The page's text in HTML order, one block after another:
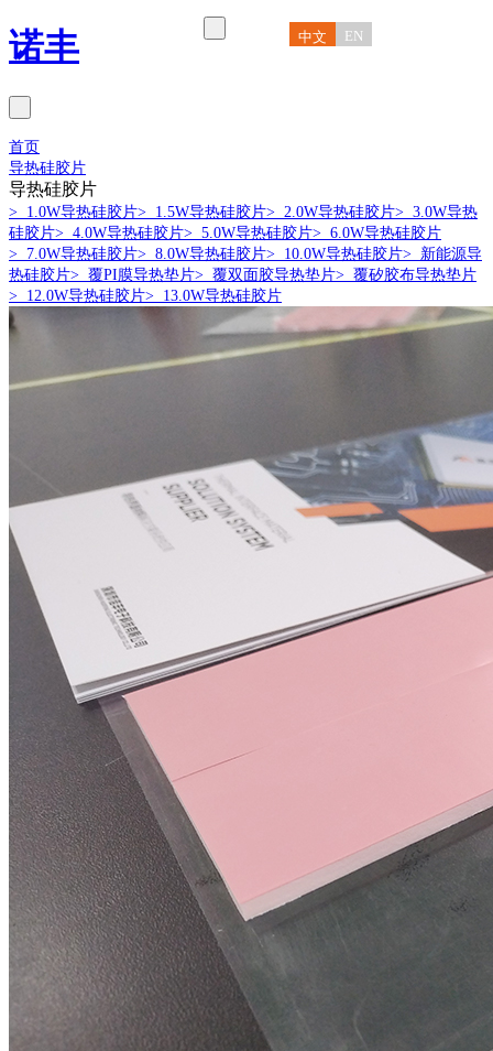
诺丰 中文 EN
首页
导热硅胶片
导热硅胶片
> 1.0W导热硅胶片> 1.5W导热硅胶片> 2.0W导热硅胶片> 3.0W导热
硅胶片> 4.0W导热硅胶片> 5.0W导热硅胶片> 6.0W导热硅胶片
> 7.0W导热硅胶片> 8.0W导热硅胶片> 10.0W导热硅胶片> 新能源导
热硅胶片> 覆PI膜导热垫片> 覆双面胶导热垫片> 覆矽胶布导热垫片
> 12.0W导热硅胶片> 13.0W导热硅胶片
服
务
支
持
业
本